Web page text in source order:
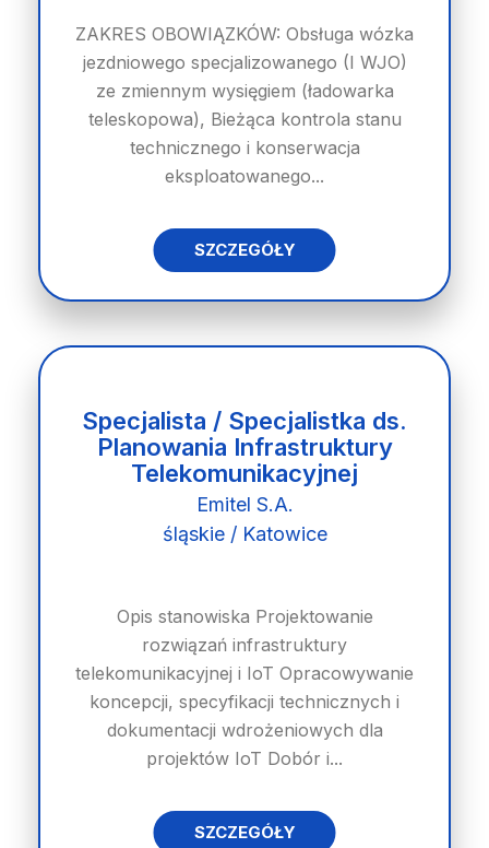
ZAKRES OBOWIĄZKÓW: Obsługa wózka
jezdniowego specjalizowanego (I WJO)
ze zmiennym wysięgiem (ładowarka
teleskopowa), Bieżąca kontrola stanu
technicznego i konserwacja
eksploatowanego...
SZCZEGÓŁY
Specjalista / Specjalistka ds.
Planowania Infrastruktury
Telekomunikacyjnej
Emitel S.A.
śląskie / Katowice
Opis stanowiska Projektowanie
rozwiązań infrastruktury
telekomunikacyjnej i IoT Opracowywanie
koncepcji, specyfikacji technicznych i
dokumentacji wdrożeniowych dla
projektów IoT Dobór i...
SZCZEGÓŁY